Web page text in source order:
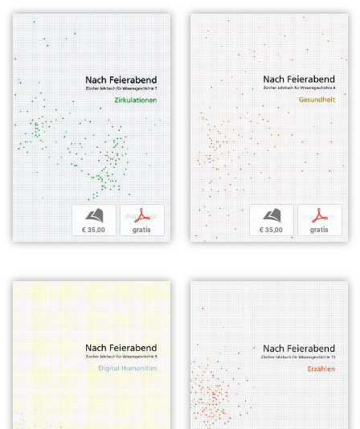
b
€ 35,00
p
gratis
b
€ 35,00
p
gratis